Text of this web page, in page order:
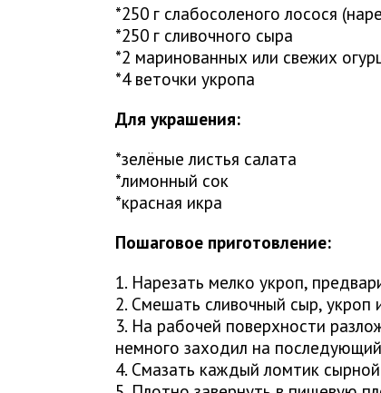
*250 г слабосоленого лосося
*250 г сливочного сыра
*2 маринованных или свежих
*4 веточки укропа
Для украшения:
*зелёные листья салата
*лимонный сок
*красная икра
Пошаговое приготовление:
1. Нарезать мелко укроп,
2. Смешать сливочный сыр, укроп
3. На рабочей поверхности
немного заходил на
4. Смазать каждый ломтик